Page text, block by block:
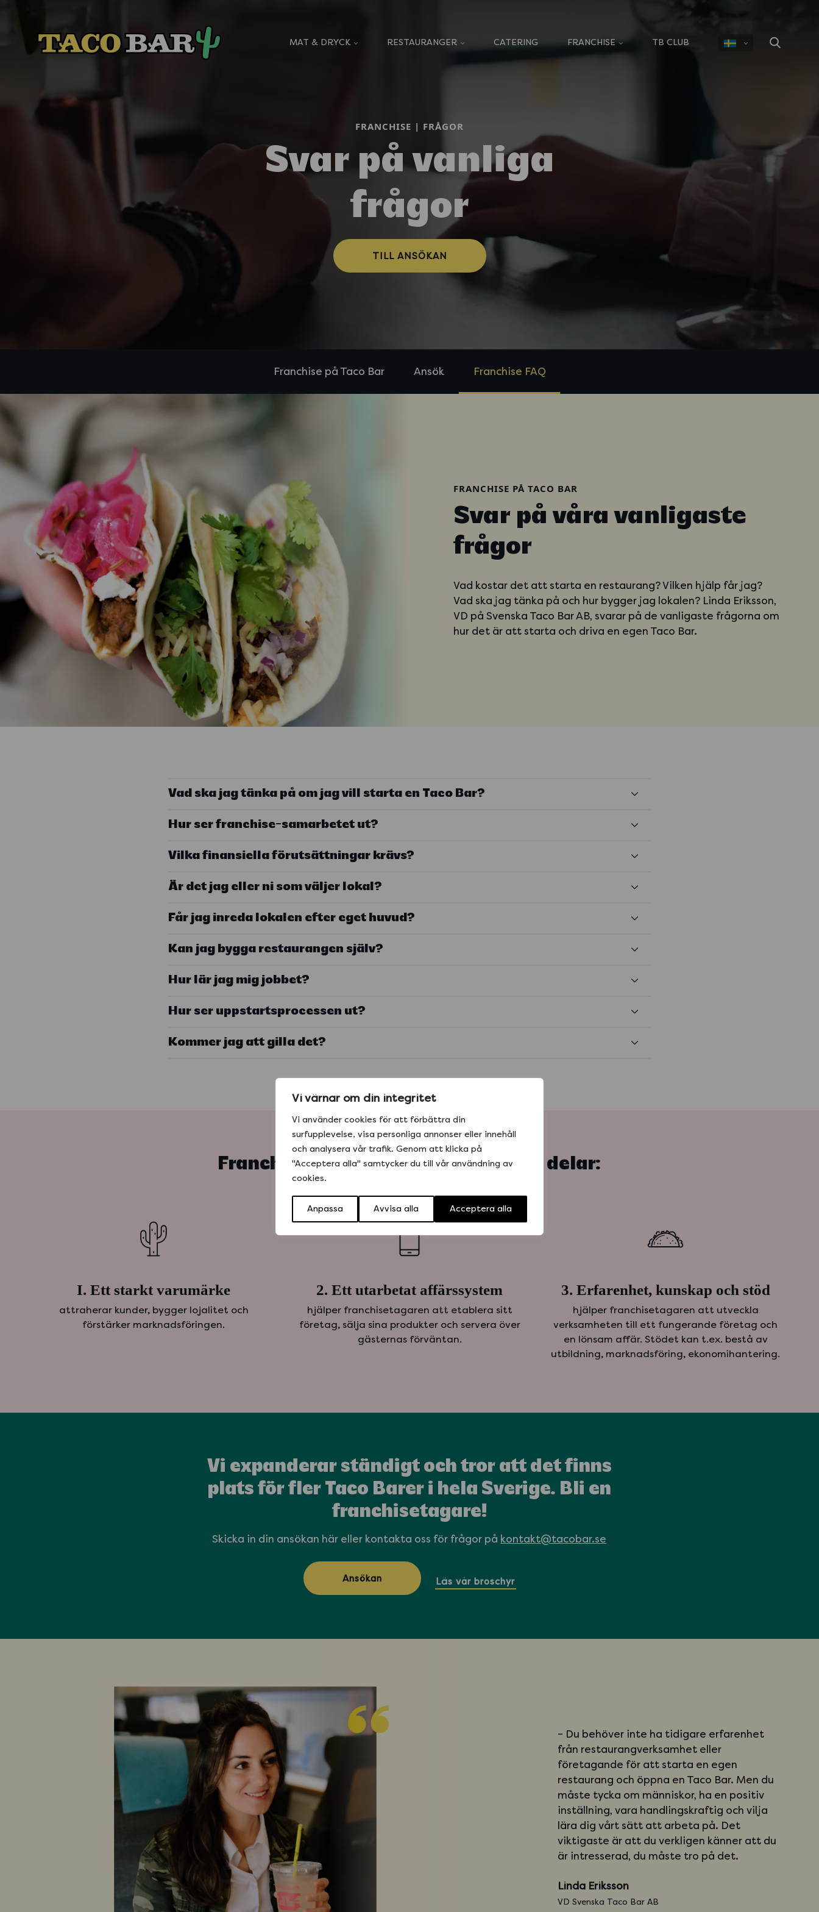
Vi värnar om din integritet
Vi använder cookies för att förbättra din
surfupplevelse, visa personliga annonser eller innehåll
och analysera vår trafik. Genom att klicka på
"Acceptera alla" samtycker du till vår användning av
cookies.
Anpassa Avvisa alla Acceptera alla
MAT & DRYCK RESTAURANGER CATERING FRANCHISE TB CLUB
FRANCHISE | FRÅGOR
Svar på vanliga
frågor
TILL ANSÖKAN
Franchise på Taco Bar Ansök Franchise FAQ
FRANCHISE PÅ TACO BAR
Svar på våra vanligaste
frågor
Vad kostar det att starta en restaurang? Vilken hjälp får jag?
Vad ska jag tänka på och hur bygger jag lokalen? Linda Eriksson,
VD på Svenska Taco Bar AB, svarar på de vanligaste frågorna om
hur det är att starta och driva en egen Taco Bar.
Vad ska jag tänka på om jag vill starta en Taco Bar?
Hur ser franchise-samarbetet ut?
Vilka finansiella förutsättningar krävs?
Är det jag eller ni som väljer lokal?
Får jag inreda lokalen efter eget huvud?
Kan jag bygga restaurangen själv?
Hur lär jag mig jobbet?
Hur ser uppstartsprocessen ut?
Kommer jag att gilla det?
Franchise på Taco Bar bygger på tre delar:
I. Ett starkt varumärke
attraherar kunder, bygger lojalitet och
förstärker marknadsföringen.
2. Ett utarbetat affärssystem
hjälper franchisetagaren att etablera sitt
företag, sälja sina produkter och servera över
gästernas förväntan.
3. Erfarenhet, kunskap och stöd
hjälper franchisetagaren att utveckla
verksamheten till ett fungerande företag och
en lönsam affär. Stödet kan t.ex. bestå av
utbildning, marknadsföring, ekonomihantering.
Vi expanderar ständigt och tror att det finns
plats för fler Taco Barer i hela Sverige. Bli en
franchisetagare!
Skicka in din ansökan här eller kontakta oss för frågor på kontakt@tacobar.se
Ansökan Läs vår broschyr
– Du behöver inte ha tidigare erfarenhet
från restaurangverksamhet eller
företagande för att starta en egen
restaurang och öppna en Taco Bar. Men du
måste tycka om människor, ha en positiv
inställning, vara handlingskraftig och vilja
lära dig vårt sätt att arbeta på. Det
viktigaste är att du verkligen känner att du
är intresserad, du måste tro på det.
Linda Eriksson
VD Svenska Taco Bar AB